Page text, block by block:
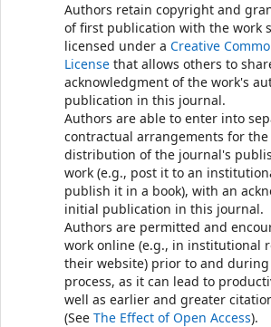
Authors retain copyright and
of first publication with the work
licensed under a Creative
License that allows others to
acknowledgment of the work's
publication in this journal.
Authors are able to enter into
contractual arrangements for the
distribution of the journal's
work (e.g., post it to an
publish it in a book), with an
initial publication in this journal.
Authors are permitted and
work online (e.g., in institutional
their website) prior to and
process, as it can lead to
well as earlier and greater
(See The Effect of Open Access).